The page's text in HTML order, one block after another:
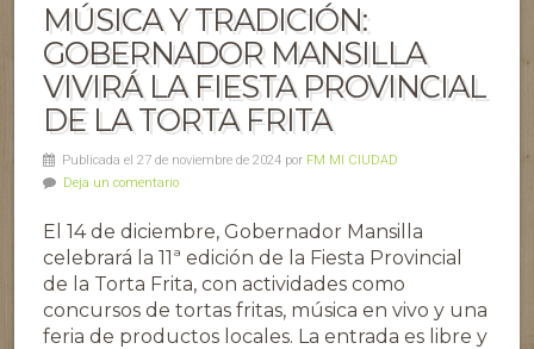
MÚSICA Y TRADICIÓN:
GOBERNADOR MANSILLA
VIVIRÁ LA FIESTA PROVINCIAL
DE LA TORTA FRITA
Publicada el 27 de noviembre de 2024 por FM MI CIUDAD
Deja un comentario
El 14 de diciembre, Gobernador Mansilla
celebrará la 11ª edición de la Fiesta Provincial
de la Torta Frita, con actividades como
concursos de tortas fritas, música en vivo y una
feria de productos locales. La entrada es libre y